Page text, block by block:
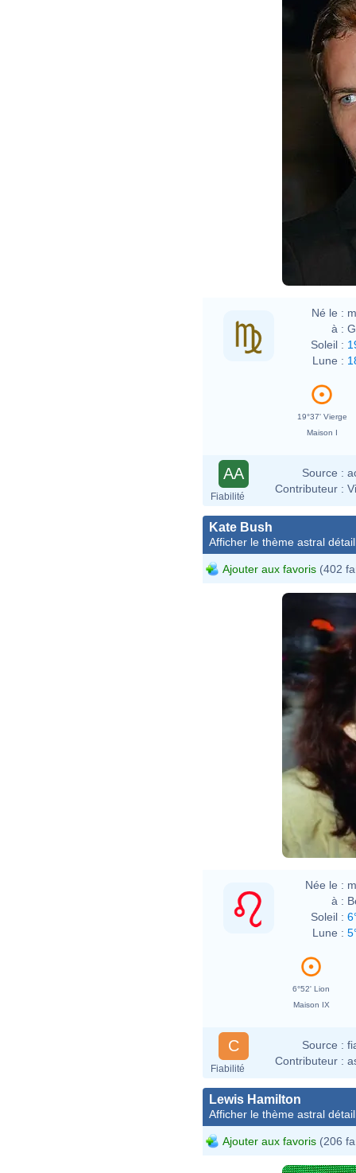
Né le :
à :
Soleil :
Lune :
19°37' Vierge
Maison I
AA
Fiabilité
Source :
Contributeur :
Kate Bush
Afficher le thème astral
Ajouter aux favoris (402
Née le :
à :
Soleil :
Lune :
6°52' Lion
Maison IX
C
Fiabilité
Source :
Contributeur :
Lewis Hamilton
Afficher le thème astral
Ajouter aux favoris (206